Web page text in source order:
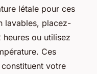
létale pour ces
lavables, placez-
ou utilisez
Ces
votre